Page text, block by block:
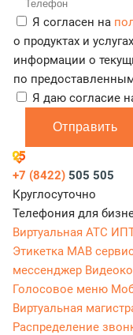
Я согласен на
о продуктах и
информации о
по
Я даю согласие
Отправить
+7 (8422) 505 505
Круглосуточно
Телефония для
Виртуальная АТС
Этикетка МАВ
мессенджер
Голосовое меню
Виртуальная
Распределение